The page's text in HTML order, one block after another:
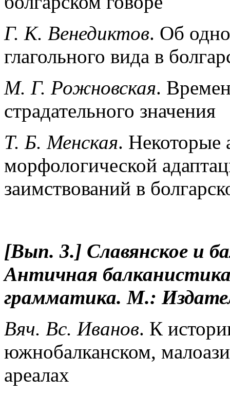
Г. К. Венедиктов. Об
глагольного вида в
М. Г. Рожновская.
страдательного значения
Т. Б. Менская. Некоторые
морфологической
заимствований в
[Вып. 3.] Славянское и
Античная
грамматика. М.:
Вяч. Вс. Иванов. К
южнобалканском,
ареалах